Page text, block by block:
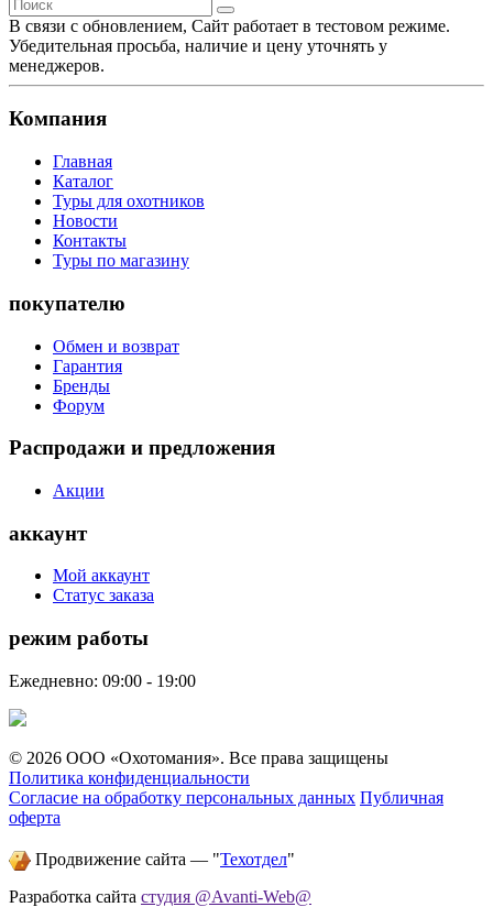
В связи с обновлением, Сайт работает в тестовом режиме.
Убедительная просьба, наличие и цену уточнять у
менеджеров.
Компания
Главная
Каталог
Туры для охотников
Новости
Контакты
Туры по магазину
покупателю
Обмен и возврат
Гарантия
Бренды
Форум
Распродажи и предложения
Акции
аккаунт
Мой аккаунт
Статус заказа
режим работы
Ежедневно: 09:00 - 19:00
© 2026 ООО «Охотомания». Все права защищены
Политика конфиденциальности
Согласие на обработку персональных данных Публичная
оферта
Продвижение сайта — "Техотдел"
Разработка сайта студия @Avanti-Web@